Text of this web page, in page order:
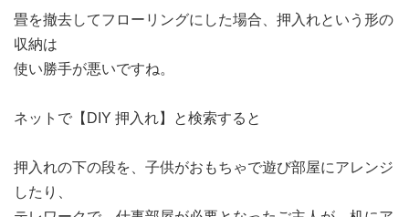
畳を撤去してフローリングにした場合、押入れという形の
収納は
使い勝手が悪いですね。
ネットで【DIY 押入れ】と検索すると
押入れの下の段を、子供がおもちゃで遊び部屋にアレンジ
したり、